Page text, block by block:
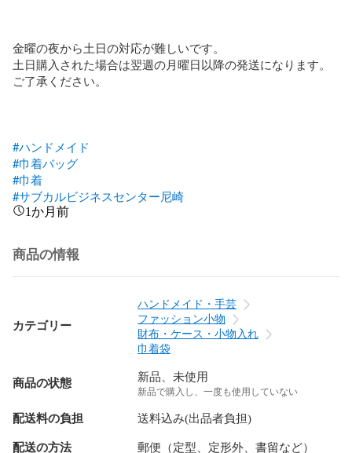
金曜の夜から土日の対応が難しいです。
土日購入された場合は翌週の月曜日以降の発送になります。
ご了承ください。
#ハンドメイド
#巾着バッグ
#巾着
#サブカルビジネスセンター尼崎
1か月前
商品の情報
カテゴリー
ハンドメイド・手芸
ファッション小物
財布・ケース・小物入れ
巾着袋
商品の状態 新品、未使用
新品で購入し、一度も使用していない
配送料の負担 送料込み(出品者負担)
配送の方法 郵便（定型、定形外、書留など）